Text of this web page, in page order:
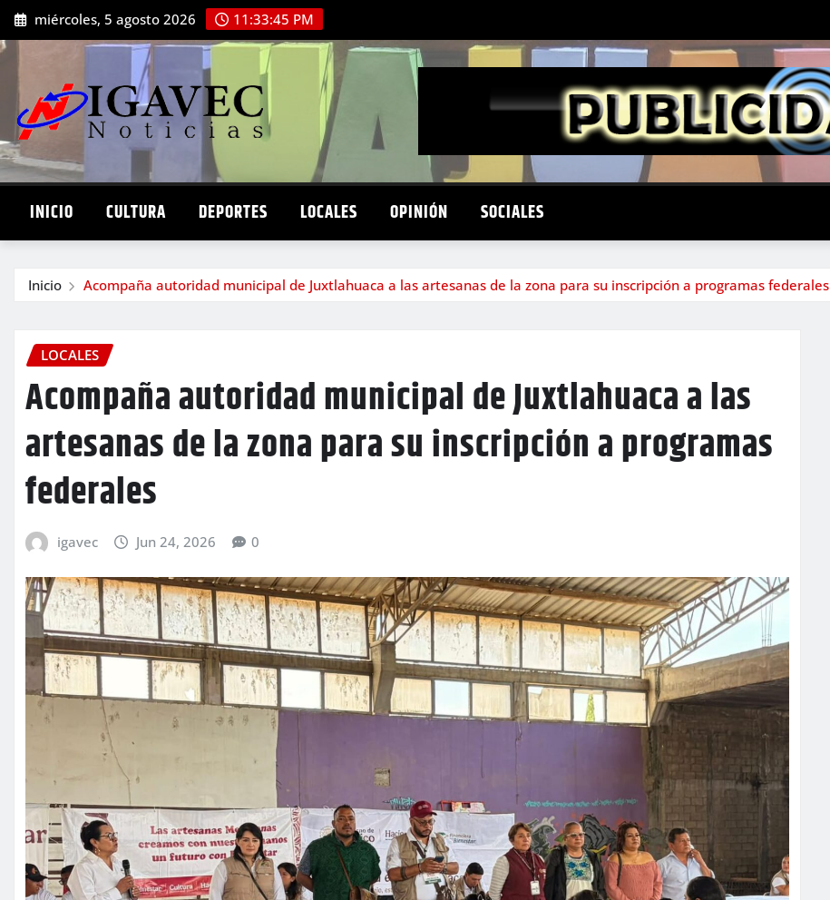
Saltar
al
contenido
miércoles, 5 agosto 2026 11:33:47 PM
INICIO CULTURA DEPORTES LOCALES OPINIÓN SOCIALES
Inicio Acompaña autoridad municipal de Juxtlahuaca a las artesanas de la zona para su inscripción a programas federales
LOCALES
Acompaña autoridad municipal de Juxtlahuaca a las
artesanas de la zona para su inscripción a programas
federales
igavec Jun 24, 2026 0